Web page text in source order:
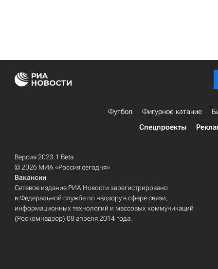
Футбол Фигурное катание
Спецпроекты
Версия 2023.1 Beta
© 2026 МИА «Россия сегодня»
Вакансии
Сетевое издание РИА Новости зарегистрировано
в Федеральной службе по надзору в сфере связи,
информационных технологий и массовых коммуникаций
(Роскомнадзор) 08 апреля 2014 года.